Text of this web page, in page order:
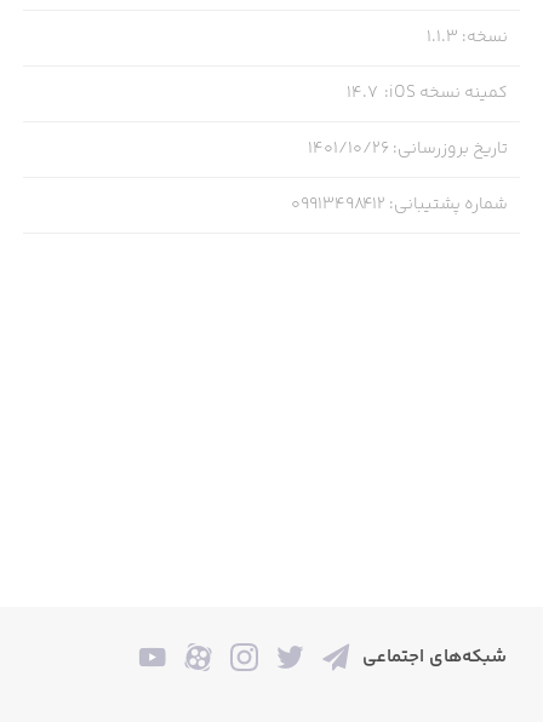
نسخه:
1.1.3
کمینه نسخه iOS :
14.7
تاریخ بروزرسانی: ۱۴۰۱/۱۰/۲۶
شماره پشتیبانی:
09913498412
شبکه‌های اجتماعی